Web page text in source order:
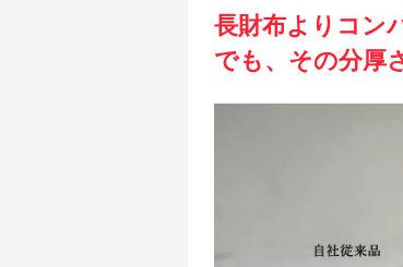
長財布よりコン
でも、その分厚